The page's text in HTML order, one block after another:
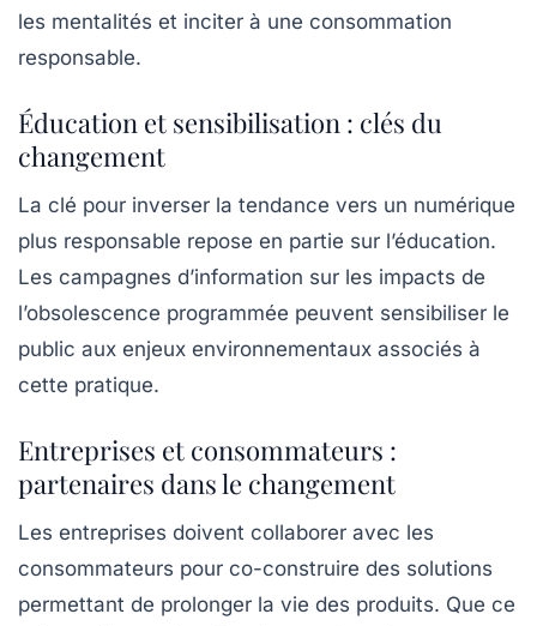
les mentalités et inciter à une consommation
responsable.
Éducation et sensibilisation : clés du
changement
La clé pour inverser la tendance vers un numérique
plus responsable repose en partie sur l’éducation.
Les campagnes d’information sur les impacts de
l’obsolescence programmée peuvent sensibiliser le
public aux enjeux environnementaux associés à
cette pratique.
Entreprises et consommateurs :
partenaires dans le changement
Les entreprises doivent collaborer avec les
consommateurs pour co-construire des solutions
permettant de prolonger la vie des produits. Que ce